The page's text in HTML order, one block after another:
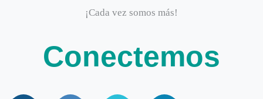
¡Cada vez somos más!
Conectemos